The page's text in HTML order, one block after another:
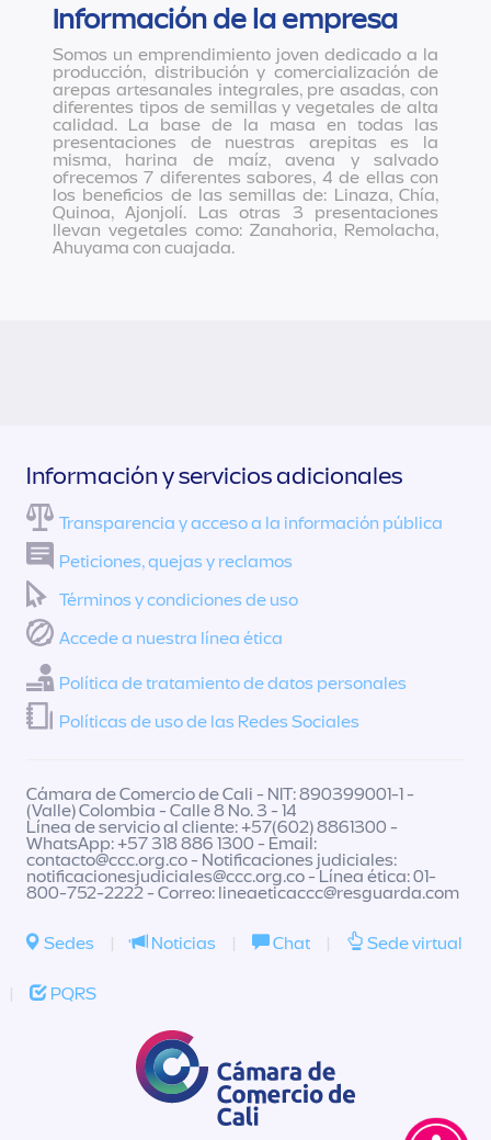
Información de la empresa
Somos un emprendimiento joven dedicado a la
producción, distribución y comercialización de
arepas artesanales integrales, pre asadas, con
diferentes tipos de semillas y vegetales de alta
calidad. La base de la masa en todas las
presentaciones de nuestras arepitas es la
misma, harina de maíz, avena y salvado
ofrecemos 7 diferentes sabores, 4 de ellas con
los beneficios de las semillas de: Linaza, Chía,
Quinoa, Ajonjolí. Las otras 3 presentaciones
llevan vegetales como: Zanahoria, Remolacha,
Ahuyama con cuajada.
Información y servicios adicionales
Transparencia y acceso a la información pública
Peticiones, quejas y reclamos
Términos y condiciones de uso
Accede a nuestra línea ética
Política de tratamiento de datos personales
Políticas de uso de las Redes Sociales
Cámara de Comercio de Cali - NIT: 890399001-1 -
(Valle) Colombia - Calle 8 No. 3 - 14
Línea de servicio al cliente: +57(602) 8861300 -
WhatsApp: +57 318 886 1300 - Email:
contacto@ccc.org.co- Notificaciones judiciales:
notificacionesjudiciales@ccc.org.co- Línea ética: 01-
800-752-2222 - Correo: lineaeticaccc@resguarda.com
Sedes | Noticias | Chat | Sede virtual
| PQRS